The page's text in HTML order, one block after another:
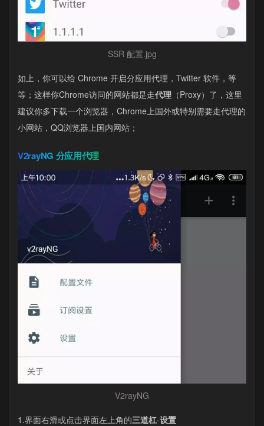
SSR 配置.jpg
如上，你可以给 Chrome 开启分应用代理，Twitter 软件，等
等；这样你Chrome访问的网站都是走代理 （Proxy）了，这里
建议你多下载一个浏览器，Chrome上国外或特别需要走代理的
小网站，QQ浏览器上国内网站；
V2rayNG 分应用代理
V2rayNG
1.界面右滑或点击界面左上角的三道杠-设置